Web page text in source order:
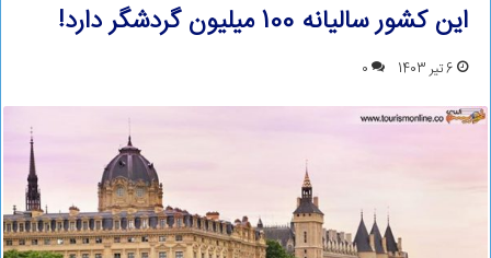
این کشور سالیانه 100 میلیون گردشگر دارد!
6 تیر 1403 0